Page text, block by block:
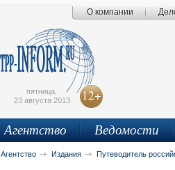
О компании
пятница,
23 августа 2013
12+
Агентство Ведомости
Агентство Издания Путеводитель